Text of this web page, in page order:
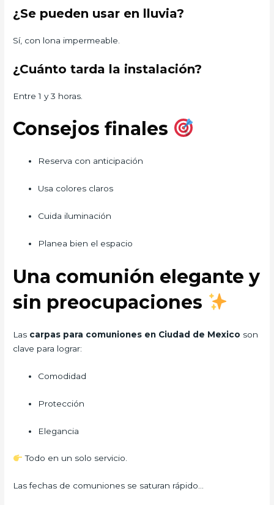
¿Se pueden usar en lluvia?
Sí, con lona impermeable.
¿Cuánto tarda la instalación?
Entre 1 y 3 horas.
Consejos finales
Reserva con anticipación
Usa colores claros
Cuida iluminación
Planea bien el espacio
Una comunión elegante y
sin preocupaciones
Las carpas para comuniones en Ciudad de Mexico son
clave para lograr:
Comodidad
Protección
Elegancia
Todo en un solo servicio.
Las fechas de comuniones se saturan rápido…